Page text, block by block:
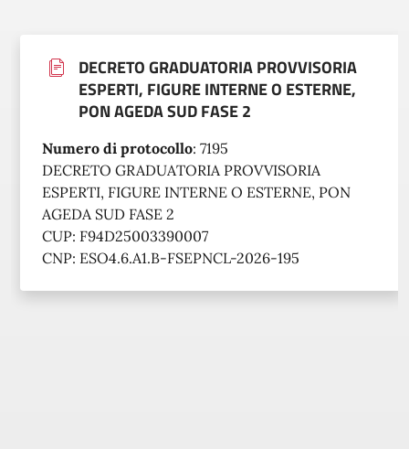
DECRETO GRADUATORIA PROVVISORIA
ESPERTI, FIGURE INTERNE O ESTERNE,
PON AGEDA SUD FASE 2
Numero di protocollo: 7195
DECRETO GRADUATORIA PROVVISORIA
ESPERTI, FIGURE INTERNE O ESTERNE, PON
AGEDA SUD FASE 2
CUP: F94D25003390007
CNP: ESO4.6.A1.B-FSEPNCL-2026-195